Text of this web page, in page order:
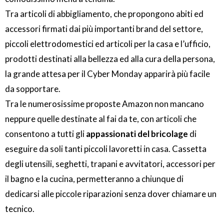
Tra articoli di abbigliamento, che propongono abiti ed
accessori firmati dai più importanti brand del settore,
piccoli elettrodomestici ed articoli per la casa e l’ufficio,
prodotti destinati alla bellezza ed alla cura della persona,
la grande attesa per il Cyber Monday apparirà più facile
da sopportare.
Tra le numerosissime proposte Amazon non mancano
neppure quelle destinate al fai da te, con articoli che
consentono a tutti gliappassionati del bricolage di
eseguire da soli tanti piccoli lavoretti in casa. Cassetta
degli utensili, seghetti, trapani e avvitatori, accessori per
il bagno e la cucina, permetteranno a chiunque di
dedicarsi alle piccole riparazioni senza dover chiamare un
tecnico.